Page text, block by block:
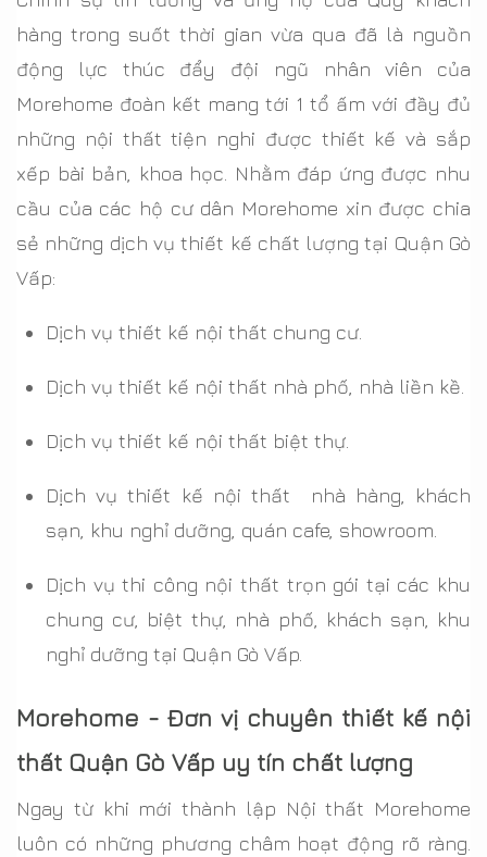
hàng trong suốt thời gian vừa qua đã là nguồn
động lực thúc đẩy đội ngũ nhân viên của
Morehome đoàn kết mang tới 1 tổ ấm với đầy đủ
những nội thất tiện nghi được thiết kế và sắp
xếp bài bản, khoa học. Nhằm đáp ứng được nhu
cầu của các hộ cư dân Morehome xin được chia
sẻ những dịch vụ thiết kế chất lượng tại Quận Gò
Vấp:
Dịch vụ thiết kế nội thất chung cư.
Dịch vụ thiết kế nội thất nhà phố, nhà liền kề.
Dịch vụ thiết kế nội thất biệt thự.
Dịch vụ thiết kế nội thất nhà hàng, khách
sạn, khu nghỉ dưỡng, quán cafe, showroom.
Dịch vụ thi công nội thất trọn gói tại các khu
chung cư, biệt thự, nhà phố, khách sạn, khu
nghỉ dưỡng tại Quận Gò Vấp.
Morehome - Đơn vị chuyên thiết kế nội
thất Quận Gò Vấp uy tín chất lượng
Ngay từ khi mới thành lập Nội thất Morehome
luôn có những phương châm hoạt động rõ ràng.